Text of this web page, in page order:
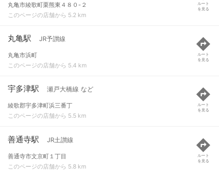
丸亀市綾歌町栗熊東４８０-２
このページの店舗から 5.2 km
ルート
を見る
丸亀駅 JR予讃線
丸亀市浜町
このページの店舗から 5.4 km
ルート
を見る
宇多津駅 瀬戸大橋線 など
綾歌郡宇多津町浜三番丁
このページの店舗から 5.5 km
ルート
を見る
善通寺駅 JR土讃線
善通寺市文京町１丁目
このページの店舗から 5.8 km
ルート
を見る